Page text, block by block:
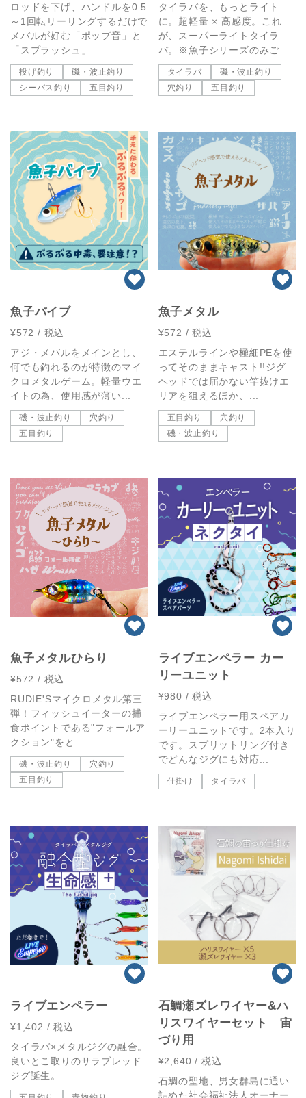
ロッドを下げ、ハンドルを0.5
～1回転リーリングするだけで
メバルが好む「ポップ音」と
「スプラッシュ」...
投げ釣り
磯・波止釣り
シーバス釣り
五目釣り
タイラバを、もっとライト
に。超軽量 × 高感度。これ
が、スーパーライトタイラ
バ。※魚子シリーズのみご...
タイラバ
磯・波止釣り
穴釣り
五目釣り
魚子バイブ
¥572 / 税込
アジ・メバルをメインとし、
何でも釣れるのが特徴のマイ
クロメタルゲーム。軽量ウエ
イトの為、使用感が薄い...
磯・波止釣り
穴釣り
五目釣り
魚子メタル
¥572 / 税込
エステルラインや極細PEを使
ってそのままキャスト!!ジグ
ヘッドでは届かない竿抜けエ
リアを狙えるほか、...
五目釣り
穴釣り
磯・波止釣り
魚子メタルひらり
¥572 / 税込
RUDIE'Sマイクロメタル第三
弾！フィッシュイーターの捕
食ポイントである"フォールア
クション"をと...
磯・波止釣り
穴釣り
五目釣り
ライブエンペラー カー
リーユニット
¥980 / 税込
ライブエンペラー用スペアカ
ーリーユニットです。2本入り
です。スプリットリング付き
でどんなジグにも対応...
仕掛け タイラバ
ライブエンペラー
¥1,402 / 税込
タイラバ×メタルジグの融合。
良いとこ取りのサラブレッド
ジグ誕生。
石鯛瀬ズレワイヤー&ハ
リスワイヤーセット 宙
づり用
¥2,640 / 税込
石鯛の聖地、男女群島に通い
詰めた社会福祉法人オーナー